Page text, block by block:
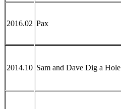
2016.02 Pax
2014.10 Sam and Dave Dig a Hole